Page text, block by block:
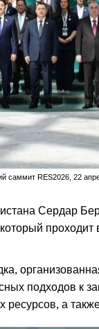
саммит RES2026, 22
Сердар
подходов к
ресурсов, а